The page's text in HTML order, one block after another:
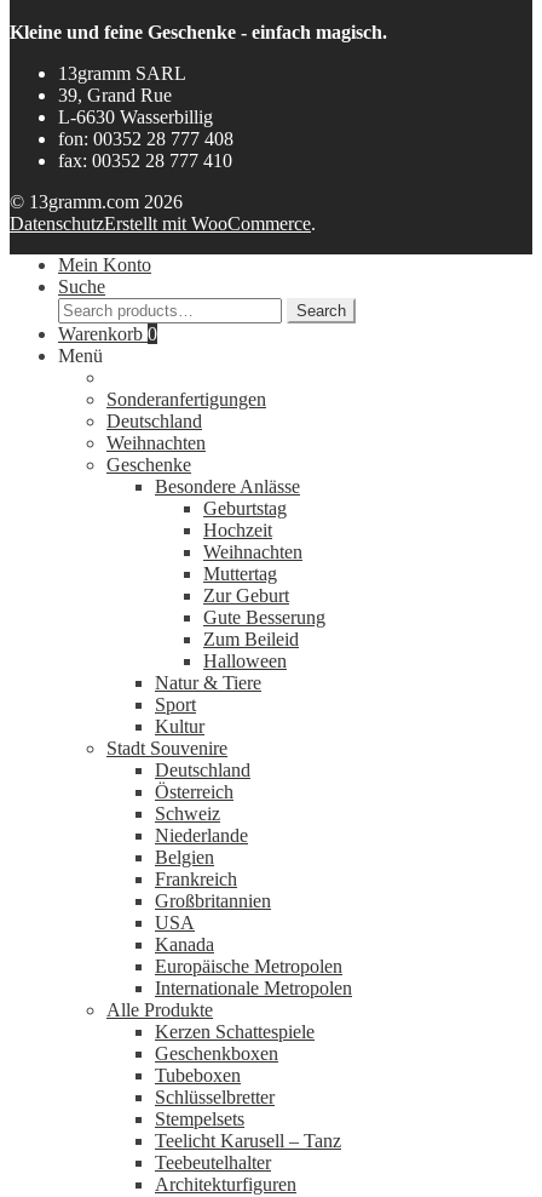
Kleine und feine Geschenke - einfach magisch.
13gramm SARL
39, Grand Rue
L-6630 Wasserbillig
fon: 00352 28 777 408
fax: 00352 28 777 410
© 13gramm.com 2026
DatenschutzErstellt mit WooCommerce.
Mein Konto
Suche
Search
for:
Search
Warenkorb 0
Menü
Sonderanfertigungen
Deutschland
Weihnachten
Geschenke
Besondere Anlässe
Geburtstag
Hochzeit
Weihnachten
Muttertag
Zur Geburt
Gute Besserung
Zum Beileid
Halloween
Natur & Tiere
Sport
Kultur
Stadt Souvenire
Deutschland
Österreich
Schweiz
Niederlande
Belgien
Frankreich
Großbritannien
USA
Kanada
Europäische Metropolen
Internationale Metropolen
Alle Produkte
Kerzen Schattespiele
Geschenkboxen
Tubeboxen
Schlüsselbretter
Stempelsets
Teelicht Karusell – Tanz
Teebeutelhalter
Architekturfiguren